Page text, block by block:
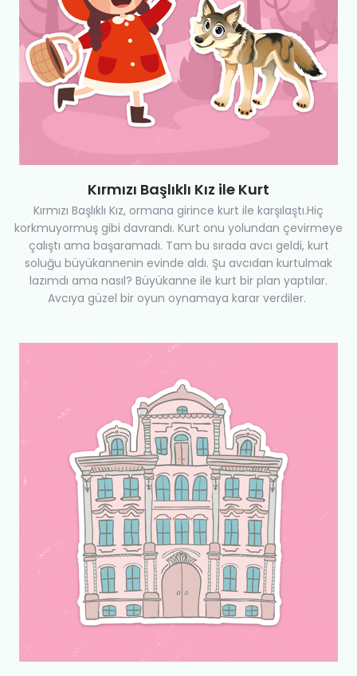
Kırmızı Başlıklı Kız ile Kurt
Kırmızı Başlıklı Kız, ormana girince kurt ile karşılaştı.Hiç
korkmuyormuş gibi davrandı. Kurt onu yolundan çevirmeye
çalıştı ama başaramadı. Tam bu sırada avcı geldi, kurt
soluğu büyükannenin evinde aldı. Şu avcıdan kurtulmak
lazımdı ama nasıl? Büyükanne ile kurt bir plan yaptılar.
Avcıya güzel bir oyun oynamaya karar verdiler.